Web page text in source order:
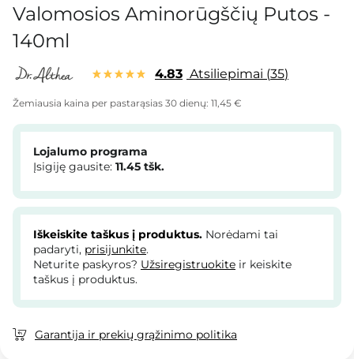
Valomosios Aminorūgščių Putos -
140ml
4.83 Atsiliepimai 35
Žemiausia kaina per pastarąsias 30 dienų: 11,45 €
Lojalumo programa
Įsigiję gausite: 11.45 tšk.
Iškeiskite taškus į produktus. Norėdami tai
padaryti, prisijunkite.
Neturite paskyros? Užsiregistruokite ir keiskite
taškus į produktus.
Garantija ir prekių grąžinimo politika